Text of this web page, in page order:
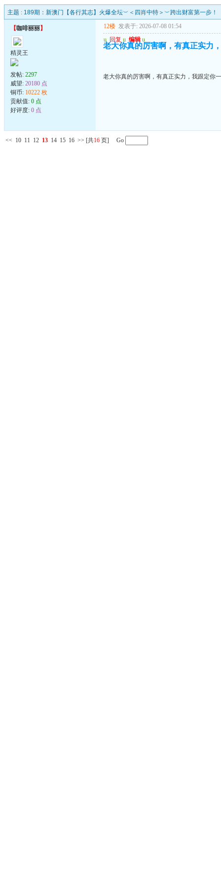
主题 : 189期：新澳门【各行其志】火爆全坛︶＜四肖中特＞︶跨出财富第一步！
【咖啡丽丽】
精灵王
发帖: 2297
威望: 20180 点
铜币: 10222 枚
贡献值: 0 点
好评度: 0 点
12楼 发表于: 2026-07-08 01:54
u 回复 u 编辑 u
老大你真的厉害啊，有真正实力
老大你真的厉害啊，有真正实力，我跟定你
<< 10 11 12 13 14 15 16 >> [共16 页] Go